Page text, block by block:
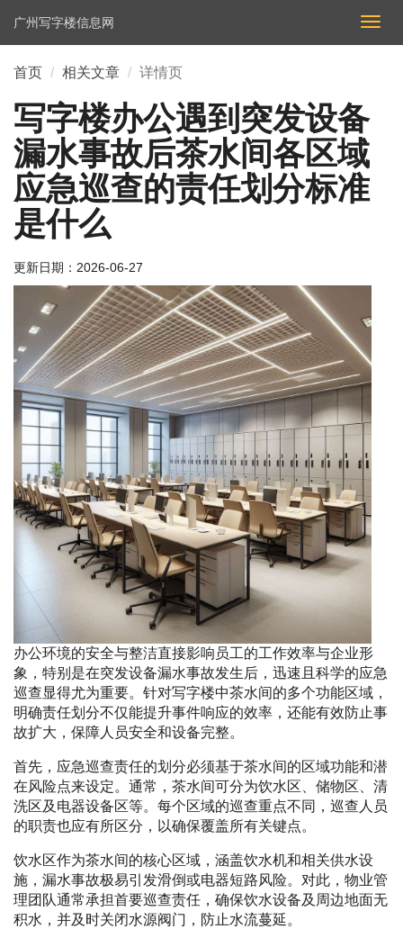
切
换
广州写字楼信息网
首页 相关文章 详情页
写字楼办公遇到突发设备
漏水事故后茶水间各区域
应急巡查的责任划分标准
是什么
更新日期： 2026-06-27
办公环境的安全与整洁直接影响员工的工作效率与企业形
象，特别是在突发设备漏水事故发生后，迅速且科学的应急
巡查显得尤为重要。针对写字楼中茶水间的多个功能区域，
明确责任划分不仅能提升事件响应的效率，还能有效防止事
故扩大，保障人员安全和设备完整。
首先，应急巡查责任的划分必须基于茶水间的区域功能和潜
在风险点来设定。通常，茶水间可分为饮水区、储物区、清
洗区及电器设备区等。每个区域的巡查重点不同，巡查人员
的职责也应有所区分，以确保覆盖所有关键点。
饮水区作为茶水间的核心区域，涵盖饮水机和相关供水设
施，漏水事故极易引发滑倒或电器短路风险。对此，物业管
理团队通常承担首要巡查责任，确保饮水设备及周边地面无
积水，并及时关闭水源阀门，防止水流蔓延。